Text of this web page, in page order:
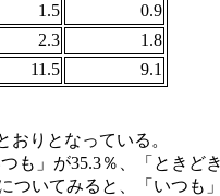
1.5
0.9
2.3
1.8
11.5 9.1
りとなっている。
も」が35.3％、「ときど
ついてみると、「いつも